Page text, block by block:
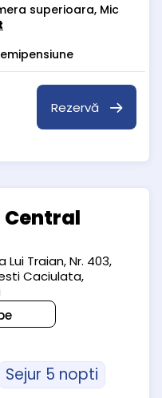
superioara, Mic
Rezervă
Central
Lui Traian, Nr. 403,
Caciulata,
Sejur 5 nopti